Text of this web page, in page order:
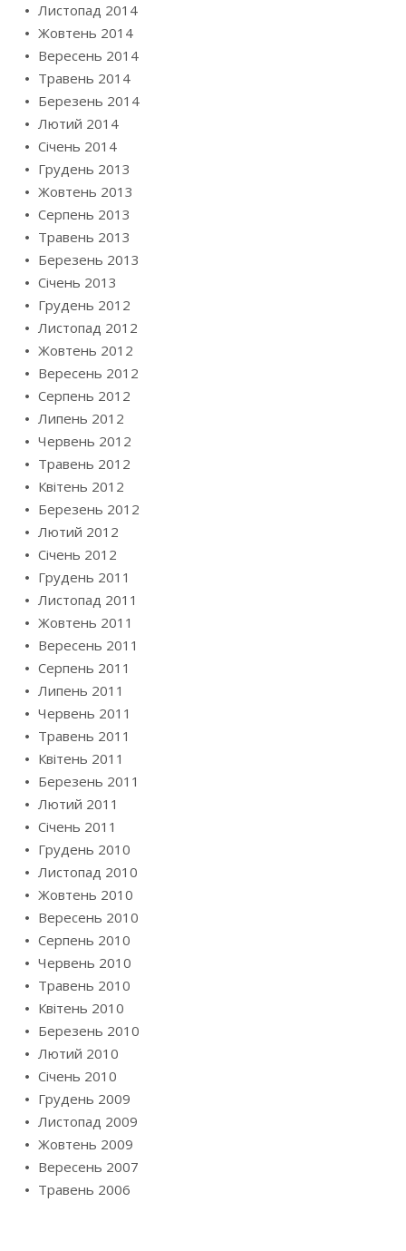
Листопад 2014
Жовтень 2014
Вересень 2014
Травень 2014
Березень 2014
Лютий 2014
Січень 2014
Грудень 2013
Жовтень 2013
Серпень 2013
Травень 2013
Березень 2013
Січень 2013
Грудень 2012
Листопад 2012
Жовтень 2012
Вересень 2012
Серпень 2012
Липень 2012
Червень 2012
Травень 2012
Квітень 2012
Березень 2012
Лютий 2012
Січень 2012
Грудень 2011
Листопад 2011
Жовтень 2011
Вересень 2011
Серпень 2011
Липень 2011
Червень 2011
Травень 2011
Квітень 2011
Березень 2011
Лютий 2011
Січень 2011
Грудень 2010
Листопад 2010
Жовтень 2010
Вересень 2010
Серпень 2010
Червень 2010
Травень 2010
Квітень 2010
Березень 2010
Лютий 2010
Січень 2010
Грудень 2009
Листопад 2009
Жовтень 2009
Вересень 2007
Травень 2006